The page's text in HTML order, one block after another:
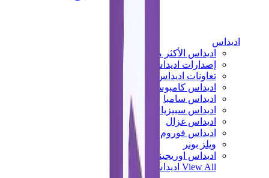
اديداس
اديداس الأكثر مبيعاً
إصدارات اديداس الجديدة
تعاونات اديداس
اديداس كامبوس
اديداس سامبا
اديداس سبيزيال
اديداس غزال
اديداس فوروم لو
ويلز بونر
اديداس اوريجينالز
View All اديداس